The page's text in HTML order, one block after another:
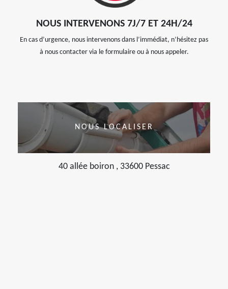
NOUS INTERVENONS 7J/7 ET 24H/24
En cas d’urgence, nous intervenons dans l’immédiat, n’hésitez pas
à nous contacter via le formulaire ou à nous appeler.
NOUS LOCALISER
40 allée boiron , 33600 Pessac